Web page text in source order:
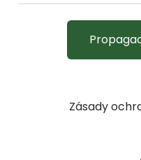
Zásady